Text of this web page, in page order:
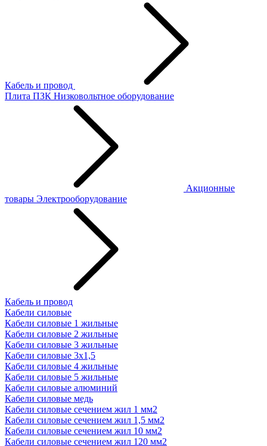
Кабель и провод
Плита ПЗК Низковольтное оборудование
Акционные
товары Электрооборудование
Кабель и провод
Кабели силовые
Кабели силовые 1 жильные
Кабели силовые 2 жильные
Кабели силовые 3 жильные
Кабели силовые 3х1,5
Кабели силовые 4 жильные
Кабели силовые 5 жильные
Кабели силовые алюминий
Кабели силовые медь
Кабели силовые сечением жил 1 мм2
Кабели силовые сечением жил 1,5 мм2
Кабели силовые сечением жил 10 мм2
Кабели силовые сечением жил 120 мм2